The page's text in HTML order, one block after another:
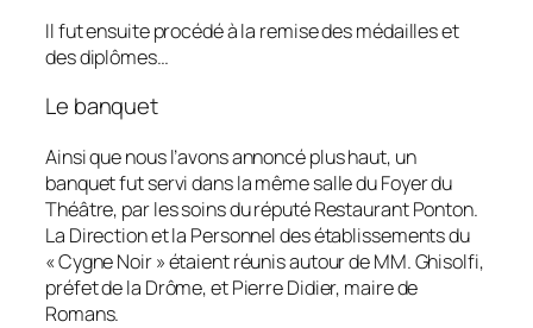
Il fut ensuite procédé à la remise des médailles et
des diplômes…
Le banquet
Ainsi que nous l’avons annoncé plus haut, un
banquet fut servi dans la même salle du Foyer du
Théâtre, par les soins du réputé Restaurant Ponton.
La Direction et la Personnel des établissements du
« Cygne Noir » étaient réunis autour de MM. Ghisolfi,
préfet de la Drôme, et Pierre Didier, maire de
Romans.